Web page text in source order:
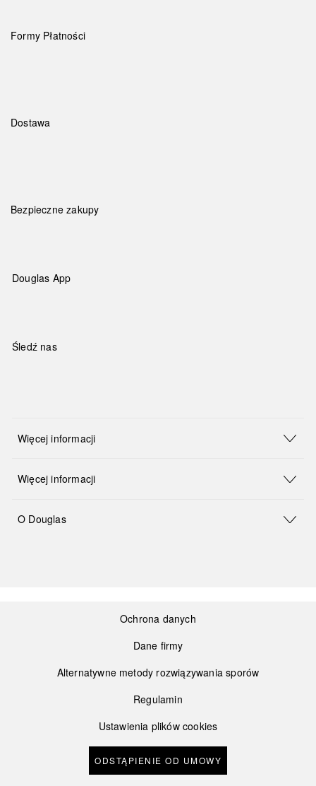
Formy Płatności
Dostawa
Bezpieczne zakupy
Douglas App
Śledź nas
Więcej informacji
Więcej informacji
O Douglas
Ochrona danych
Dane firmy
Alternatywne metody rozwiązywania sporów
Regulamin
Ustawienia plików cookies
ODSTĄPIENIE OD UMOWY